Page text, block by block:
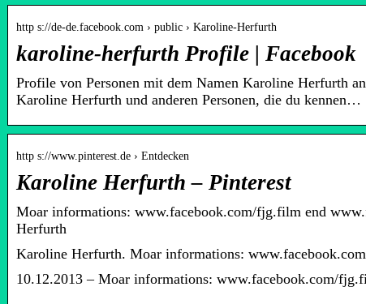
http s://de-de.facebook.com › public › Karoline-Herfurth
karoline-herfurth Profile | Facebook
Profile von Personen mit dem Namen Karoline Herfurth
Karoline Herfurth und anderen Personen, die du kennen…
http s://www.pinterest.de › Entdecken
Karoline Herfurth – Pinterest
Moar informations: www.facebook.com/fjg.film end
Herfurth
Karoline Herfurth. Moar informations:
10.12.2013 – Moar informations: www.facebook.com/